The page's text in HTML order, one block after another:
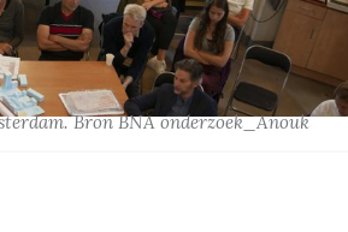
Bron BNA onderzoek_Anouk